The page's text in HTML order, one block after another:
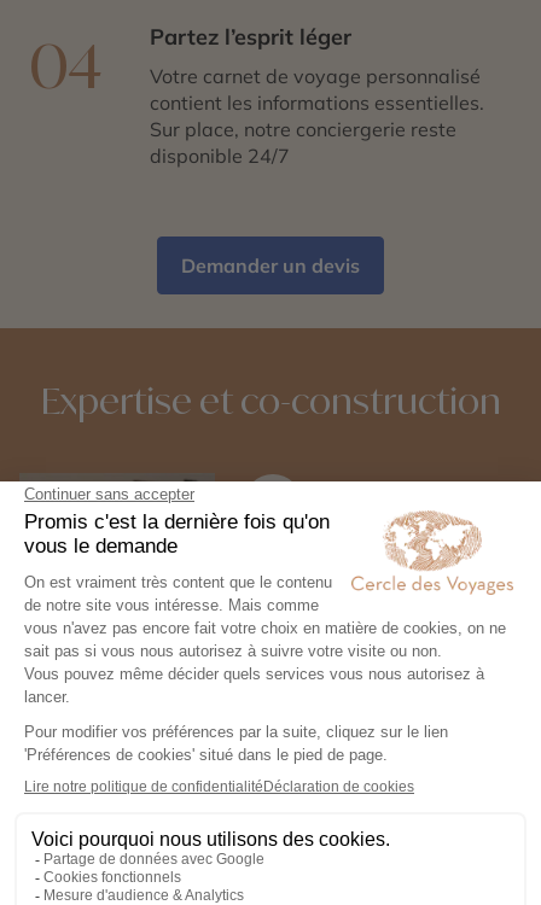
04 Partez l’esprit léger
Votre carnet de voyage personnalisé
contient les informations essentielles.
Sur place, notre conciergerie reste
disponible 24/7
Demander un devis
Expertise et co-construction
Expertise et co-
construction
Chez Cercle des Voyages,
nous concevons des voyages
100% personnalisables, en
voyageurs.
2
Engagement local et